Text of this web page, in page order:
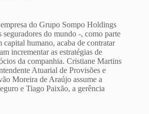
do Grupo Sompo Holdings
seguradores do mundo -, como parte
capital humano, acaba de contratar
incrementar as estratégias de
da companhia. Cristiane Martins
Atuarial de Provisões e
Moreira de Araújo assume a
e Tiago Paixão, a gerência